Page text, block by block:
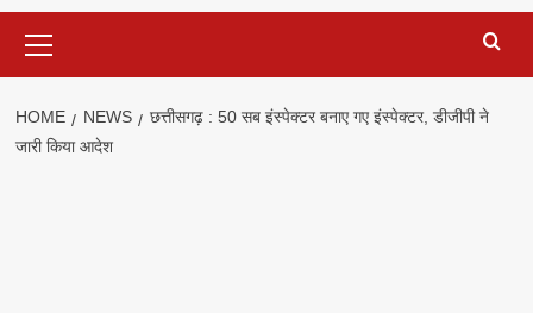
Menu
HOME NEWS
छत्तीसगढ़ : 50 सब इंस्पेक्टर बनाए गए इंस्पेक्टर, डीजीपी ने
जारी किया आदेश